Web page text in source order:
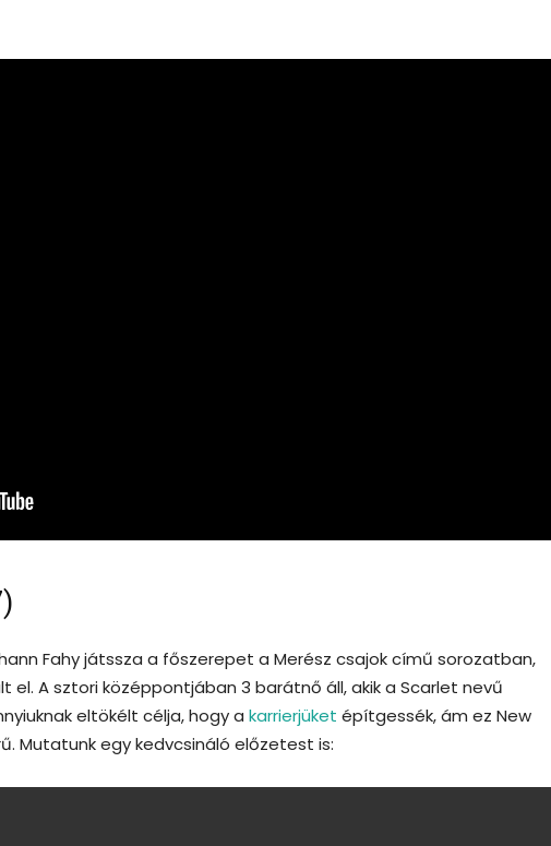
Fahy játssza a főszerepet a Merész csajok című sorozatban,
el. A sztori középpontjában 3 barátnő áll, akik a Scarlet nevű
eltökélt célja, hogy a karrierjüket építgessék, ám ez New
Mutatunk egy kedvcsináló előzetest is: